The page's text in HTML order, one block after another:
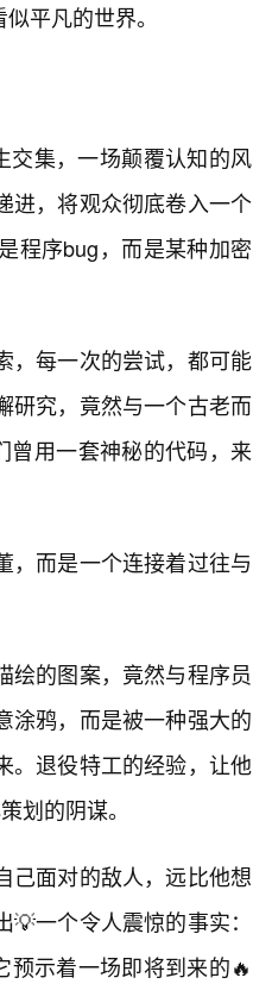
平凡的世界。
交集，一场颠覆认知的风
进，将观众彻底卷入一个
程序bug，而是某种加密
，每一次的尝试，都可能
研究，竟然与一个古老而
用一套神秘的代码，来
，而是一个连接着过往与
绘的图案，竟然与程序员
涂鸦，而是被一种强大的
。退役特工的经验，让他
划的阴谋。
己面对的敌人，远比他想
一个令人震惊的事实：
预示着一场即将到来的🔥